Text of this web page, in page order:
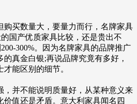
购买数量大，要量力而行，名牌家具
国产优质家具比较，还是贵出不
300%。因为名牌家具的品牌推广
真金白银;再说品牌究竟有多好，
能区别的细节。
，并不能说明质量好，从某种意义来
价值还是矛盾。意大利家具闻名四